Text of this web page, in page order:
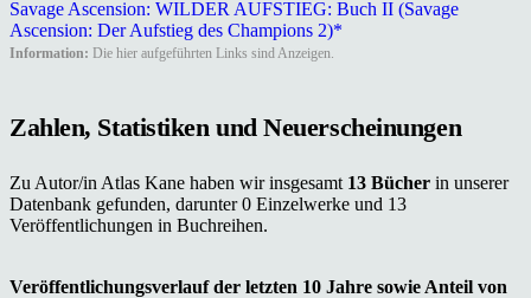
Savage Ascension: WILDER AUFSTIEG: Buch II (Savage
Ascension: Der Aufstieg des Champions 2)*
Information: Die hier aufgeführten Links sind Anzeigen.
Zahlen, Statistiken und Neuerscheinungen
Zu Autor/in Atlas Kane haben wir insgesamt 13 Bücher in unserer
Datenbank gefunden, darunter 0 Einzelwerke und 13
Veröffentlichungen in Buchreihen.
Veröffentlichungsverlauf der letzten 10 Jahre sowie Anteil von